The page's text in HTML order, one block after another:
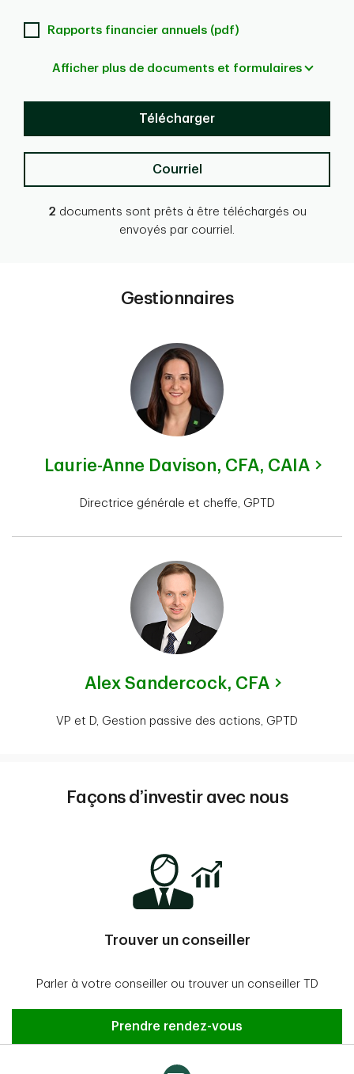
Rapports financier annuels (pdf)
Afficher plus de documents et formulaires
Télécharger
Courriel
2 documents sont prêts à être téléchargés ou
envoyés par courriel.
Gestionnaires
Laurie-Anne Davison, CFA, CAIA
Directrice générale et cheffe, GPTD
Alex Sandercock, CFA
VP et D, Gestion passive des actions, GPTD
Façons d’investir avec nous
Trouver un conseiller
Parler à votre conseiller ou trouver un conseiller TD
Prendre rendez-vous